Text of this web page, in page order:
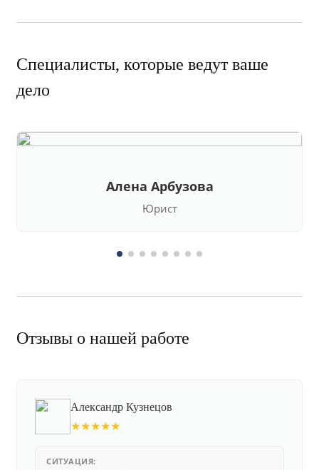
Специалисты, которые ведут ваше
дело
Алена Арбузова
Юрист
Отзывы о нашей работе
Александр Кузнецов
★★★★★
СИТУАЦИЯ: